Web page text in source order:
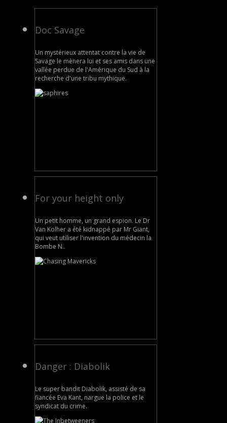
Doc Savage
Un mystérieux attentat contre la vie de
Savage le mènera lui et ses amis dans une
vallée perdue de l'Amérique du Sud à la
recherche d'une tribu mythique.
For your height only
Un petit homme, un grand espion. Le Dr
Van Kolher a été kidnappé par Mr Giant,
qui veut utiliser l'invention du médecin la
Bombe N..
Danger : Diabolik
Le super bandit Diabolik, assisté de sa
fiancée Eva Kant, nargue la police et le
syndicat du crime.